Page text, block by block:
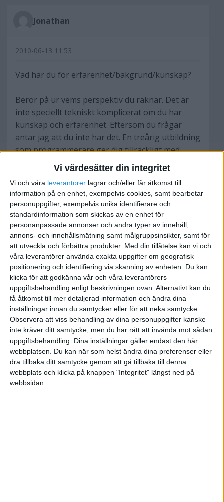
Vi värdesätter din integritet
Vi och våra leverantorer lagrar och/eller får åtkomst till
information på en enhet, exempelvis cookies, samt bearbetar
personuppgifter, exempelvis unika identifierare och
standardinformation som skickas av en enhet för
personanpassade annonser och andra typer av innehåll,
annons- och innehållsmätning samt målgruppsinsikter, samt för
att utveckla och förbättra produkter. Med din tillåtelse kan vi och
våra leverantörer använda exakta uppgifter om geografisk
positionering och identifiering via skanning av enheten. Du kan
klicka för att godkänna vår och våra leverantörers
uppgiftsbehandling enligt beskrivningen ovan. Alternativt kan du
få åtkomst till mer detaljerad information och ändra dina
inställningar innan du samtycker eller för att neka samtycke.
Observera att viss behandling av dina personuppgifter kanske
inte kräver ditt samtycke, men du har rätt att invända mot sådan
uppgiftsbehandling. Dina inställningar gäller endast den här
webbplatsen. Du kan när som helst ändra dina preferenser eller
dra tillbaka ditt samtycke genom att gå tillbaka till denna
webbplats och klicka på knappen "Integritet" längst ned på
webbsidan.
Jonathan
2010-06-13 11:53
Vad har du för erfarenhet/bakgrund/kunskap?
Beror på ur vems perspektiv du räknar. Det är
inte speciellt tekniskt komplicerat om du har
kunskap och erfarenhet. Eftersom du frågar
antar jag att du inte har det. En treårig utbildning
som programmerare ger dig tillräckligt med
kunskap för att klara av projektet
funktionsmässigt utan alltför mycket onödiga
nybörjarmissar, till det kommer du sedan att
behöva några duktiga grafiker och gärna en eller
två designers/projektledare.
[edit] Det går naturligtvis även att göra det helt
själv också, men då krävs det en hel del mer tid
och kunskap eller ett intensivt intresse. Det
känns mer som ett hobbyprojekt än som något
att satsa på.
Med vänliga hälsningar,
Jonathan